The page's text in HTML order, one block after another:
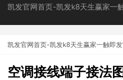
凯发官网首页-凯发k8天生赢家一
凯发官网首页-凯发k8天生赢家一触即
空调接线端子接法